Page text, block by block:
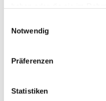
Cookies, wenn Sie unsere
Notwendig
Präferenzen
Statistiken
Founding member of the
"Handmade in Germany"
2003
Expansion of the product